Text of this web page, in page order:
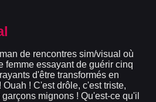
de rencontres sim/visual où
femme essayant de guérir cinq
d'être transformés en
! C'est drôle, c'est triste,
mignons ! Qu'est-ce qu'il